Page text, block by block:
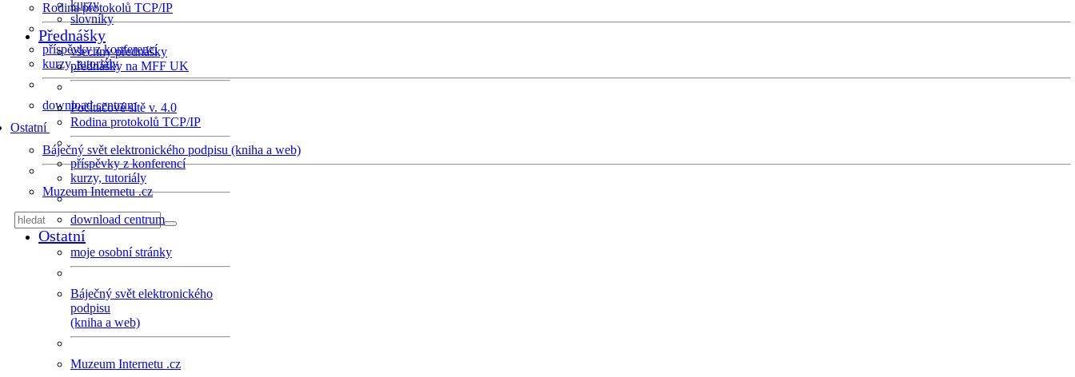
Rodina protokolů TCP/IP
příspěvky z konferencí
kurzy, tutoriály
download centrum
Ostatní
Báječný svět elektronického podpisu (kniha a web)
Muzeum Internetu .cz
kurzy
slovníky
Přednášky
všechny přednášky
přednášky na MFF UK
Počítačové sítě v. 4.0
Rodina protokolů TCP/IP
příspěvky z konferencí
kurzy, tutoriály
download centrum
Ostatní
moje osobní stránky
Báječný svět elektronického
podpisu
(kniha a web)
Muzeum Internetu .cz